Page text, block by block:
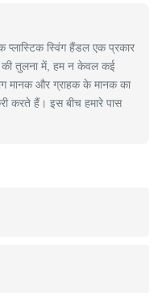
प्लास्टिक स्विंग हैंडल एक प्रकार
की तुलना में, हम न केवल कई
मानक और ग्राहक के मानक का
करते हैं। इस बीच हमारे पास